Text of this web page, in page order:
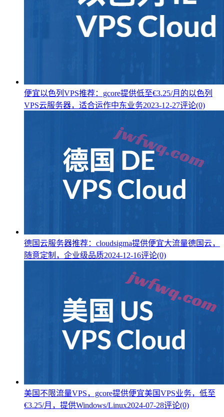
便宜以色列VPS推荐：gcore提供低至€3.25/月的以色列
VPS云服务器，适合运作中东业务2023-12-27评论(0)
德国云服务器推荐：cloudsigma提供便宜大流量德国云，
随意定制，企业级品质2024-12-16评论(0)
美国不限流量VPS，gcore提供便宜美国VPS业务，低至
€3.25/月，提供Windows/Linux2024-07-28评论(0)